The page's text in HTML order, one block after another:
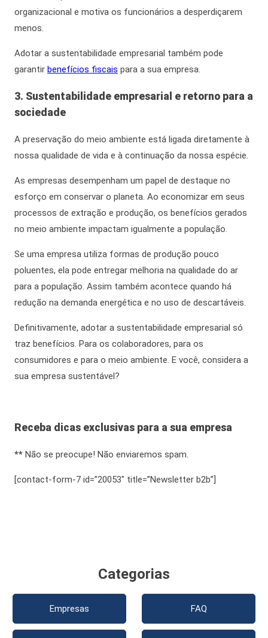
organizacional e motiva os funcionários a desperdiçarem
menos.
Adotar a sustentabilidade empresarial também pode
garantir benefícios fiscais para a sua empresa.
3. Sustentabilidade empresarial e retorno para a
sociedade
A preservação do meio ambiente está ligada diretamente à
nossa qualidade de vida e à continuação da nossa espécie.
As empresas desempenham um papel de destaque no
esforço em conservar o planeta. Ao economizar em seus
processos de extração e produção, os benefícios gerados
no meio ambiente impactam igualmente a população.
Se uma empresa utiliza formas de produção pouco
poluentes, ela pode entregar melhoria na qualidade do ar
para a população. Assim também acontece quando há
redução na demanda energética e no uso de descartáveis.
Definitivamente, adotar a sustentabilidade empresarial só
traz benefícios. Para os colaboradores, para os
consumidores e para o meio ambiente. E você, considera a
sua empresa sustentável?
Receba dicas exclusivas para a sua empresa
** Não se preocupe! Não enviaremos spam.
[contact-form-7 id=”20053″ title=”Newsletter b2b”]
Categorias
Empresas FAQ